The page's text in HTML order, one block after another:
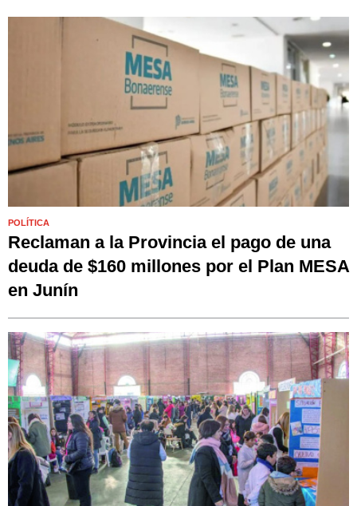
POLÍTICA
Reclaman a la Provincia el pago de una
deuda de $160 millones por el Plan MESA
en Junín